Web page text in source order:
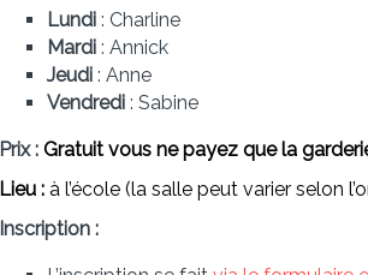
Lundi : Charline
Mardi : Annick
Jeudi : Anne
Vendredi : Sabine
Prix : Gratuit vous ne payez que la
Lieu : à l’école (la salle peut varier selon
Inscription :